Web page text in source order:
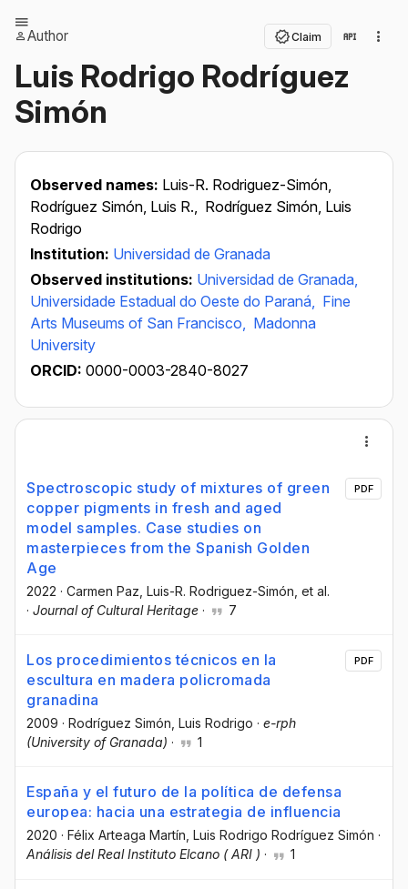
Author Claim
Luis Rodrigo Rodríguez
Simón
Observed names: Luis-R. Rodriguez-Simón,
Rodríguez Simón, Luis R., Rodríguez Simón, Luis
Rodrigo
Institution: Universidad de Granada
Observed institutions: Universidad de Granada,
Universidade Estadual do Oeste do Paraná, Fine
Arts Museums of San Francisco, Madonna
University
ORCID: 0000-0003-2840-8027
Spectroscopic study of mixtures of green
copper pigments in fresh and aged
model samples. Case studies on
masterpieces from the Spanish Golden
Age
2022 · Carmen Paz , Luis-R. Rodriguez-Simón , et al.
· Journal of Cultural Heritage · 7
PDF
Los procedimientos técnicos en la
escultura en madera policromada
granadina
2009 · Rodríguez Simón, Luis Rodrigo · e-rph
(University of Granada) · 1
PDF
España y el futuro de la política de defensa
europea: hacia una estrategia de influencia
2020 · Félix Arteaga Martín , Luis Rodrigo Rodríguez Simón ·
Análisis del Real Instituto Elcano ( ARI ) · 1